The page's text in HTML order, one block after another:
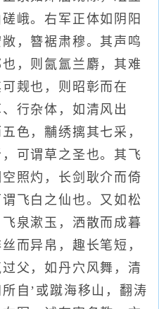
峨。右军正体如阴阳
，簪裾肃穆。其声鸣
，则氤氲兰麝，其难
觌也，则昭彰而在
行杂体，如清风出
色，黼绣摛其七采，
可谓草之圣也。其飞
照灼，长剑耿介而倚
飞白之仙也。又如松
泉漱玉，洒散而成暮
而异帛，趣长笔短，
父，如丹穴风舞，清
自’或蹴海移山，翻涛